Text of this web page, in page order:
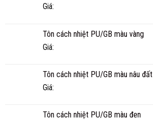
BAO
Giá:
Tôn cách nhiệt PU/GB màu vàng
Giá:
Tôn cách nhiệt PU/GB màu nâu đất
Giá:
Tôn cách nhiệt PU/GB màu đen